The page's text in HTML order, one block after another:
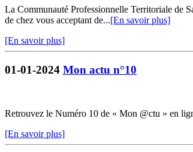
La Communauté Professionnelle Territoriale de
de chez vous acceptant de...[En savoir plus]
[En savoir plus]
01-01-2024 Mon actu n°10
Retrouvez le Numéro 10 de « Mon @ctu » en
[En savoir plus]